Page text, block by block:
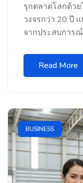
รุกตลาดโลกด้ว
วงจรกว่า 20 ปี
จากประสบการ
Read More
BUSINESS